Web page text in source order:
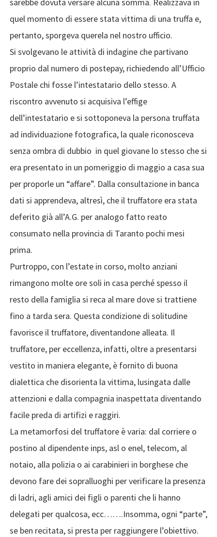
sarebbe dovuta versare alcuna somma. Realizzava in
quel momento di essere stata vittima di una truffa e,
pertanto, sporgeva querela nel nostro ufficio.
Si svolgevano le attività di indagine che partivano
proprio dal numero di postepay, richiedendo all’Ufficio
Postale chi fosse l’intestatario dello stesso. A
riscontro avvenuto si acquisiva l’effige
dell’intestatario e si sottoponeva la persona truffata
ad individuazione fotografica, la quale riconosceva
senza ombra di dubbio in quel giovane lo stesso che si
era presentato in un pomeriggio di maggio a casa sua
per proporle un “affare”. Dalla consultazione in banca
dati si apprendeva, altresì, che il truffatore era stata
deferito già all’A.G. per analogo fatto reato
consumato nella provincia di Taranto pochi mesi
prima.
Purtroppo, con l’estate in corso, molto anziani
rimangono molte ore soli in casa perché spesso il
resto della famiglia si reca al mare dove si trattiene
fino a tarda sera. Questa condizione di solitudine
favorisce il truffatore, diventandone alleata. Il
truffatore, per eccellenza, infatti, oltre a presentarsi
vestito in maniera elegante, è fornito di buona
dialettica che disorienta la vittima, lusingata dalle
attenzioni e dalla compagnia inaspettata diventando
facile preda di artifizi e raggiri.
La metamorfosi del truffatore è varia: dal corriere o
postino al dipendente inps, asl o enel, telecom, al
notaio, alla polizia o ai carabinieri in borghese che
devono fare dei sopralluoghi per verificare la presenza
di ladri, agli amici dei figli o parenti che li hanno
delegati per qualcosa, ecc…….Insomma, ogni “parte”,
se ben recitata, si presta per raggiungere l’obiettivo.